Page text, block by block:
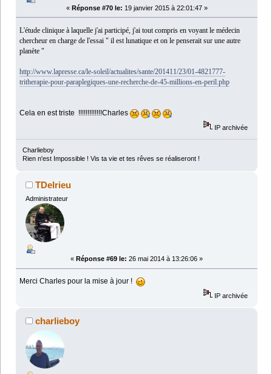
« Réponse #70 le: 19 janvier 2015 à 22:01:47 »
L'étude clinique à laquelle j'ai participé, j'ai tout compris en voyant le médecin
chercheur en charge de l'essai " il est lunatique et on le penserait sur une autre
planète "
http://www.lapresse.ca/le-soleil/actualites/sante/201411/23/01-4821777-
tritherapie-pour-paraplegiques-une-recherche-de-45-millions-en-peril.php
Cela en est triste !!!!!!!!!!!!!Charles
IP archivée
Charlieboy
Rien n'est Impossible ! Vis ta vie et tes rêves se réaliseront !
TDelrieu
Administrateur
« Réponse #69 le: 26 mai 2014 à 13:26:06 »
Merci Charles pour la mise à jour !
IP archivée
charlieboy